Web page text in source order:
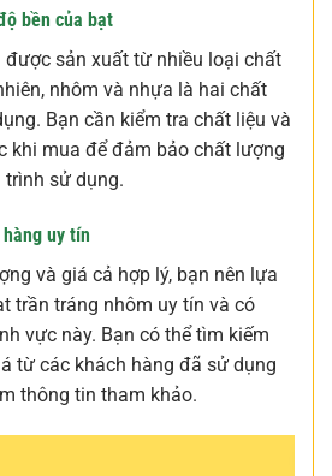
bền của bạt
được sản xuất từ nhiều loại chất
nhôm và nhựa là hai chất
Bạn cần kiểm tra chất liệu và
khi mua để đảm bảo chất lượng
trình sử dụng.
uy tín
và giá cả hợp lý, bạn nên lựa
trần tráng nhôm uy tín và có
vực này. Bạn có thể tìm kiếm
từ các khách hàng đã sử dụng
thông tin tham khảo.